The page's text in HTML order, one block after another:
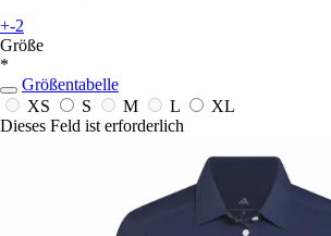
+-2
Größe
*
Größentabelle
XS
S M L
XL
Dieses Feld ist erforderlich